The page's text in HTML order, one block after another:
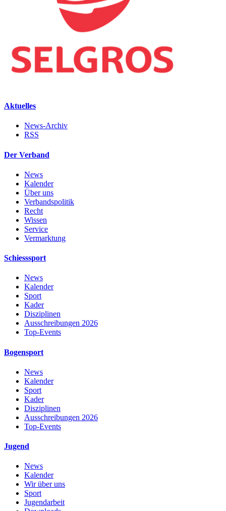
Aktuelles
News-Archiv
RSS
Der Verband
News
Kalender
Über uns
Verbandspolitik
Recht
Wissen
Service
Vermarktung
Schiesssport
News
Kalender
Sport
Kader
Disziplinen
Ausschreibungen 2026
Top-Events
Bogensport
News
Kalender
Sport
Kader
Disziplinen
Ausschreibungen 2026
Top-Events
Jugend
News
Kalender
Wir über uns
Sport
Jugendarbeit